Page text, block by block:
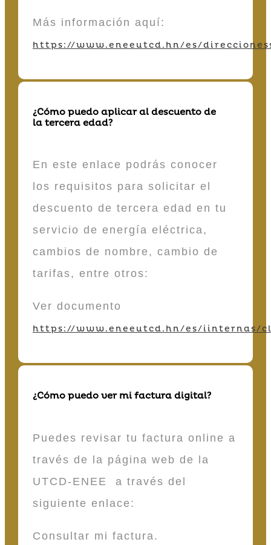
Más información aquí:
https://www.eneeutcd.hn/es/
¿Cómo puedo aplicar al descuento de
la tercera edad?
En este enlace podrás conocer
los requisitos para solicitar el
descuento de tercera edad en tu
servicio de energía eléctrica,
cambios de nombre, cambio de
tarifas, entre otros:
Ver documento
https://www.eneeutcd.hn/es/iinternas/
¿Cómo puedo ver mi factura digital?
Puedes revisar tu factura online a
través de la página web de la
UTCD-ENEE a través del
siguiente enlace:
Consultar mi factura.